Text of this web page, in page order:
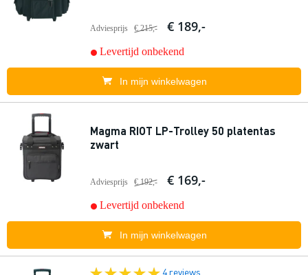
Adviesprijs € 215,- € 189,-
Levertijd onbekend
In mijn winkelwagen
Magma RIOT LP-Trolley 50 platentas
zwart
Adviesprijs € 192,- € 169,-
Levertijd onbekend
In mijn winkelwagen
4 reviews